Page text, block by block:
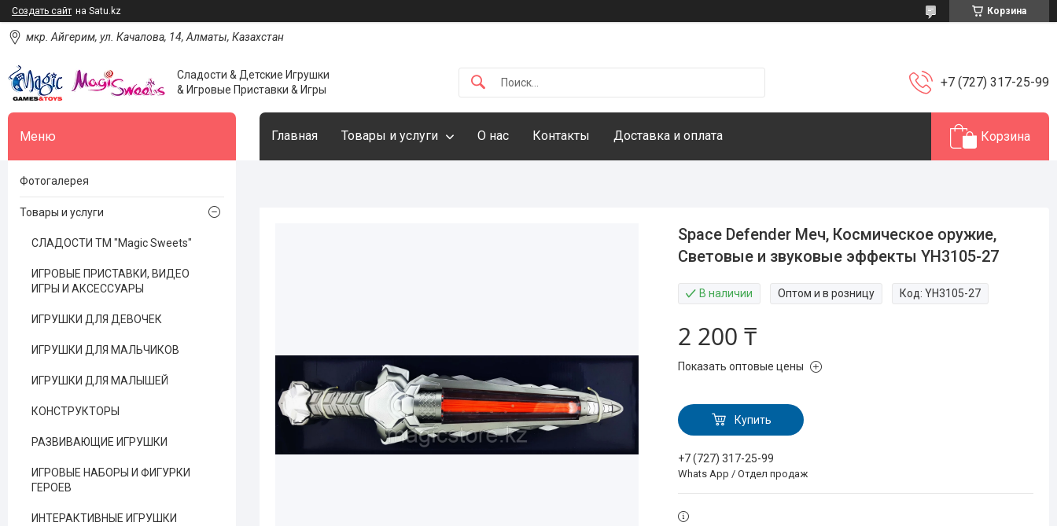
Создать сайт на Satu.kz Корзина
мкр. Айгерим, ул. Качалова, 14, Алматы, Казахстан
Сладости & Детские Игрушки
& Игровые Приставки & Игры
+7 (727) 317-25-99
Главная Товары и услуги О нас Контакты Доставка и оплата Корзина
Space Defender Меч, Космическое оружие,
Световые и звуковые эффекты YH3105-27
В наличии Оптом и в розницу Код:YH3105-27
2 200 ₸
Показать оптовые цены
Купить
+7 (727) 317-25-99
Whats App / Отдел продаж
Фотогалерея
Товары и услуги
СЛАДОСТИ ТМ "Magic Sweets"
ИГРОВЫЕ ПРИСТАВКИ, ВИДЕО
ИГРЫ И АКСЕССУАРЫ
ИГРУШКИ ДЛЯ ДЕВОЧЕК
ИГРУШКИ ДЛЯ МАЛЬЧИКОВ
ИГРУШКИ ДЛЯ МАЛЫШЕЙ
КОНСТРУКТОРЫ
РАЗВИВАЮЩИЕ ИГРУШКИ
ИГРОВЫЕ НАБОРЫ И ФИГУРКИ
ГЕРОЕВ
ИНТЕРАКТИВНЫЕ ИГРУШКИ